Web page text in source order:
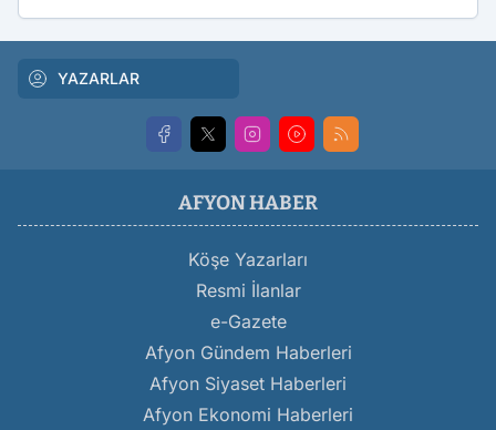
YAZARLAR
AFYON HABER
Köşe Yazarları
Resmi İlanlar
e-Gazete
Afyon Gündem Haberleri
Afyon Siyaset Haberleri
Afyon Ekonomi Haberleri